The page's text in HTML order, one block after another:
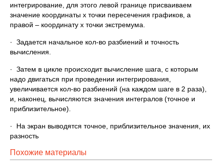
интегрирование, для этого левой границе присваиваем
значение координаты х точки пересечения графиков, а
правой – координату х точки экстремума.
· Задается начальное кол-во разбиений и точность
вычисления.
· Затем в цикле происходит вычисление шага, с которым
надо двигаться при проведении интегрирования,
увеличивается кол-во разбиений (на каждом шаге в 2 раза),
и, наконец, вычисляются значения интегралов (точное и
приблизительное).
· На экран выводятся точное, приблизительное значения, их
разность
Похожие материалы